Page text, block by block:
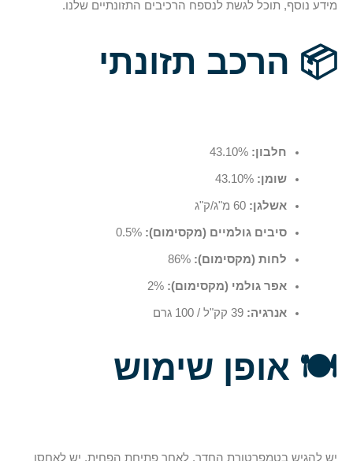
מידע נוסף, תוכל לגשת לנספח הרכיבים התזונתיים שלנו.
📦 הרכב תזונתי
חלבון:
שומן:
אשלגן:
סיבים גולמיים (מקסימום):
לחות (מקסימום):
אפר גולמי (מקסימום):
אנרגיה:
🍽️ אופן שימוש
יש להגיש בטמפרטורת החדר. לאחר פתיחת הפחית, יש לאחסן